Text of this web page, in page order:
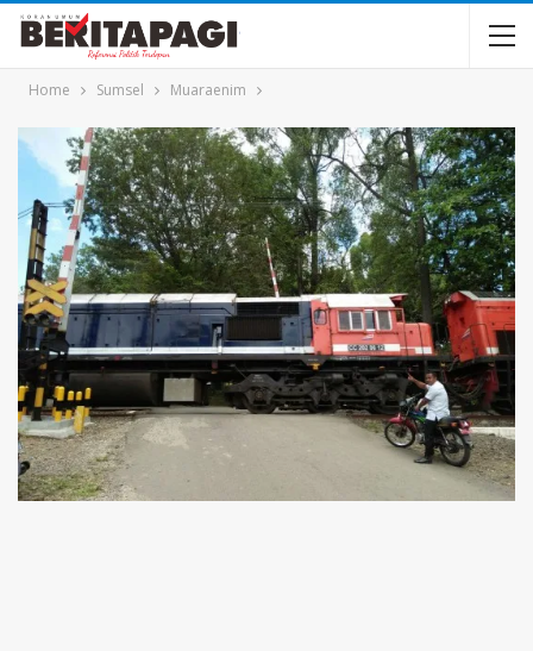
Home Sumsel Muaraenim